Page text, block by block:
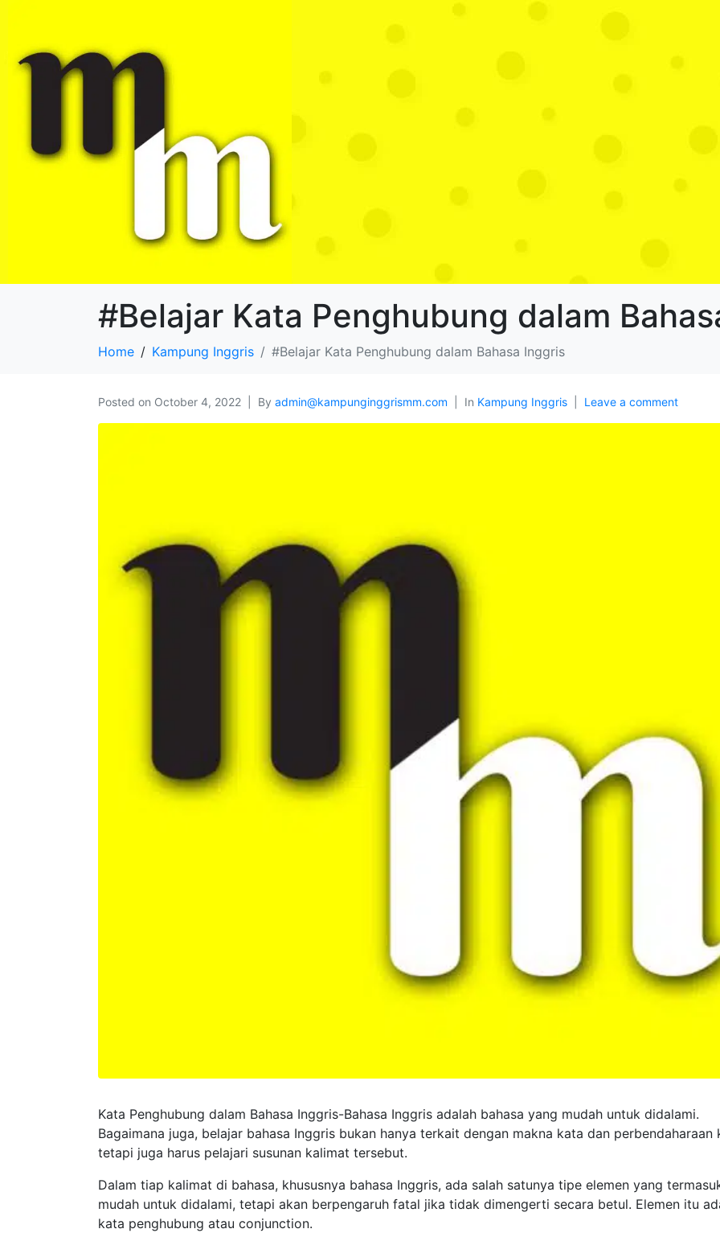
#Belajar Kata Penghubung dalam
Home Kampung Inggris #Belajar Kata Penghubung dalam Bahasa Inggris
Posted on October 4, 2022 By admin@kampunginggrismm.com In Kampung Inggris Leave a comment
Kata Penghubung dalam Bahasa Inggris-Bahasa Inggris adalah bahasa yang mudah untuk didalami.
Bagaimana juga, belajar bahasa Inggris bukan hanya terkait dengan makna kata dan perbendaharaan
tetapi juga harus pelajari susunan kalimat tersebut.
Dalam tiap kalimat di bahasa, khususnya bahasa Inggris, ada salah satunya tipe elemen yang
mudah untuk didalami, tetapi akan berpengaruh fatal jika tidak dimengerti secara betul. Elemen itu
kata penghubung atau conjunction.